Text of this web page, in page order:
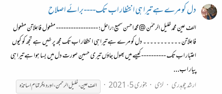
دل کو مرے ہے تیرا ہی انتظار اب تک----برائے اصلاح
الف عین محمد خلیل الرحمٰن @محمّداحسن سمیع؛راحل؛ ----------------- مفعول فاعِلاتن مفعول
فاعِلاتن ۔۔۔۔۔۔۔۔۔۔۔ دل کو مرے ہے تیرا ہی انتظار اب تک مجھ پر نہیں ہے تجھ کو کیوں
اعتبار اب تک ---------- کیسے میں بھول جاؤں تیری حسین صورت دل میں بسا ہوا ہے تیرا ہی
پیار اب...
ارشد چوہدری
لڑی جنوری 5، 2021
الف عین ، خلیل الرحمن ، اور دیگر تمام اساتذہ